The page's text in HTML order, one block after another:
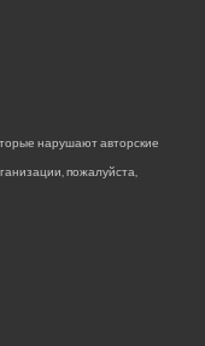
нарушают авторские
пожалуйста,